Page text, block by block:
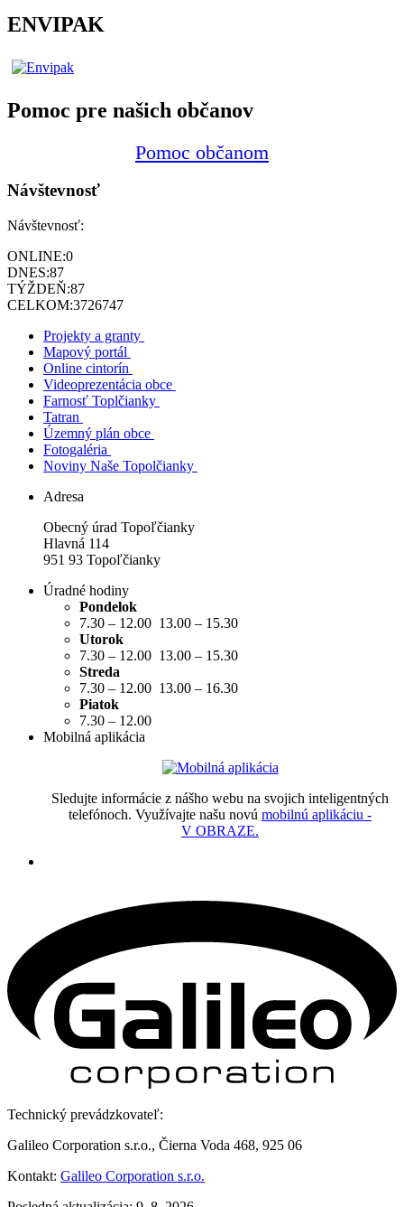
ENVIPAK
Pomoc pre našich občanov
Pomoc občanom
Návštevnosť
Návštevnosť:
ONLINE:0
DNES:87
TÝŽDEŇ:87
CELKOM:3726747
Projekty a granty
Mapový portál
Online cintorín
Videoprezentácia obce
Farnosť Toplčianky
Tatran
Územný plán obce
Fotogaléria
Noviny Naše Topolčianky
Adresa
Obecný úrad Topoľčianky
Hlavná 114
951 93 Topoľčianky
Úradné hodiny
Pondelok
7.30 – 12.00 13.00 – 15.30
Utorok
7.30 – 12.00 13.00 – 15.30
Streda
7.30 – 12.00 13.00 – 16.30
Piatok
7.30 – 12.00
Mobilná aplikácia
Sledujte informácie z nášho webu na svojich inteligentných
telefónoch. Využívajte našu novú mobilnú aplikáciu -
V OBRAZE.
Technický prevádzkovateľ:
Galileo Corporation s.r.o., Čierna Voda 468, 925 06
Kontakt: Galileo Corporation s.r.o.